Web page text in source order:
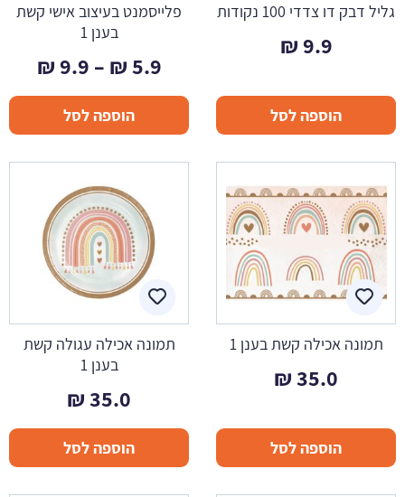
גליל דבק דו צדדי 100 נקודות
9.9
₪
הוספה לסל
פלייסמנט בעיצוב אישי קשת
בענן 1
5.9
₪
–
9.9
₪
הוספה לסל
תמונה אכילה קשת בענן 1
35.0
₪
הוספה לסל
תמונה אכילה עגולה קשת
בענן 1
35.0
₪
הוספה לסל